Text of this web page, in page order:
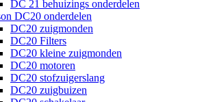
DC 21 behuizings onderdelen
DC20 onderdelen
DC20 zuigmonden
DC20 Filters
DC20 kleine zuigmonden
DC20 motoren
DC20 stofzuigerslang
DC20 zuigbuizen